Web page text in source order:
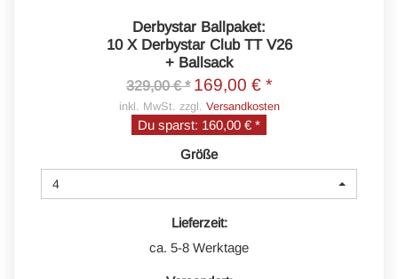
Derbystar Ballpaket:
10 X Derbystar Club TT V26
+ Ballsack
329,00 € * 169,00 € *
inkl. MwSt. zzgl. Versandkosten
Du sparst: 160,00 € *
Größe
4
Lieferzeit:
ca. 5-8 Werktage